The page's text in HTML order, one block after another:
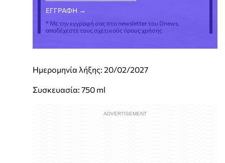
* Με την εγγραφή σας στο newsletter του Dnews,
αποδέχεστε τους σχετικούς όρους χρήσης
Ημερομηνία λήξης: 20/02/2027
Συσκευασία: 750 ml